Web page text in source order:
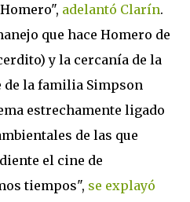
adelantó Clarín.
que hace Homero de
y la cercanía de la
de la familia Simpson
estrechamente ligado
de las que
el cine de
tiempos", se explayó